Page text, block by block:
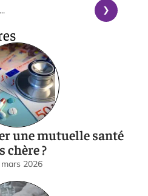
une mutuelle santé
chère ?
2026